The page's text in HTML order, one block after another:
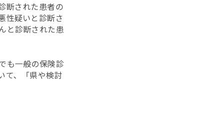
断された患者の
性疑いと診断さ
と診断された患
も一般の保険診
て、「県や検討